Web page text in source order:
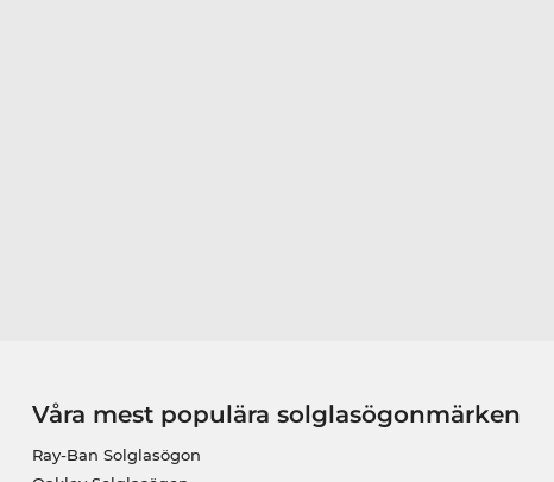
Våra mest populära solglasögonmärken
Ray-Ban Solglasögon